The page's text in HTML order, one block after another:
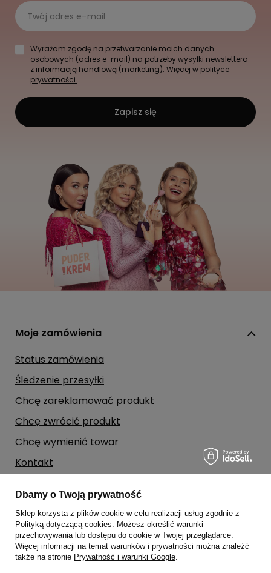
Twój adres e-mail
Wyrażam zgodę na przetwarzanie moich danych
osobowych (adres e-mail) na potrzeby wysyłki newslettera
z informacją handlową (marketing). Więcej w polityce
prywatności.
Zapisz się
Moje zamówienia
Status zamówienia
Śledzenie przesyłki
Chcę zareklamować produkt
Chcę zwrócić produkt
Chcę wymienić towar
Kontakt
Moje konto
Regulaminy
Dbamy o Twoją prywatność
Sklep korzysta z plików cookie w celu realizacji usług zgodnie z
Polityką dotyczącą cookies. Możesz określić warunki
przechowywania lub dostępu do cookie w Twojej przeglądarce.
Więcej informacji na temat warunków i prywatności można znaleźć
także na stronie Prywatność i warunki Google.